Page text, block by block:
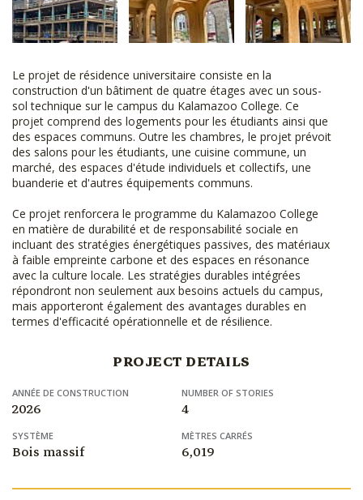
Le projet de résidence universitaire consiste en la
construction d'un bâtiment de quatre étages avec un sous-
sol technique sur le campus du Kalamazoo College. Ce
projet comprend des logements pour les étudiants ainsi que
des espaces communs. Outre les chambres, le projet prévoit
des salons pour les étudiants, une cuisine commune, un
marché, des espaces d'étude individuels et collectifs, une
buanderie et d'autres équipements communs.
Ce projet renforcera le programme du Kalamazoo College
en matière de durabilité et de responsabilité sociale en
incluant des stratégies énergétiques passives, des matériaux
à faible empreinte carbone et des espaces en résonance
avec la culture locale. Les stratégies durables intégrées
répondront non seulement aux besoins actuels du campus,
mais apporteront également des avantages durables en
termes d'efficacité opérationnelle et de résilience.
PROJECT DETAILS
ANNÉE DE CONSTRUCTION
2026
NUMBER OF STORIES
4
SYSTÈME
Bois massif
MÈTRES CARRÉS
6,019